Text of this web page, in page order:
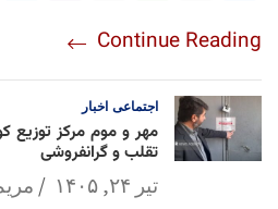
ok
Ap
p
Lin
k
l
Continue Reading
اجتماعی اخبار
مهر و موم مرکز توزیع
تقلب و گرانفروشی
تیر ۲۴, ۱۴۰۵